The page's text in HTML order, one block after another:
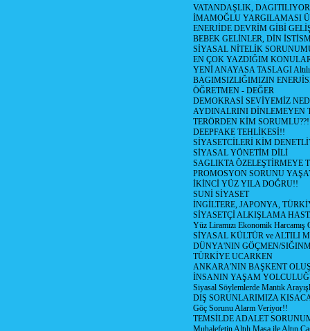
VATANDAŞLIK,
İMAMOĞLU YARGILAMASI
ENERJİDE DEVRİM GİBİ
BEBEK GELİNLER, DİN
SİYASAL NİTELİK
EN ÇOK YAZDIĞIM
YENİ ANAYASA TASLAGI Altılı
BAGIMSIZLIĞIMIZIN
ÖĞRETMEN - DEĞER
DEMOKRASİ SEVİYEMİZ
AYDINALRINI DİNLEMEYEN
TERÖRDEN KİM
DEEPFAKE TEHLİKESİ!!
SİYASETCİLERİ KİM
SİYASAL YÖNETİM DİLİ
SAGLIKTA ÖZELEŞTİRMEYE
PROMOSYON SORUNU
İKİNCİ YÜZ YILA DOĞRU!!
SUNİ SİYASET
İNGİLTERE, JAPONYA,
SİYASETÇİ ALKIŞLAMA
Yüz Liramızı Ekonomik Harcamış
SİYASAL KÜLTÜR ve ALTILI
DÜNYA'NIN GÖÇMEN/
TÜRKİYE UCARKEN
ANKARA'NIN BAŞKENT
İNSANIN YAŞAM
Siyasal Söylemlerde Mantık
DIŞ SORUNLARIMIZA
Göç Sorunu Alarm Veriyor!!
TEMSİLDE ADALET
Muhalefetin Altılı Masa ile Altın